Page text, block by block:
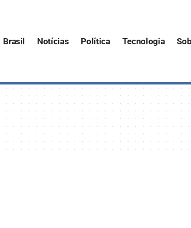
Brasil Notícias Política Tecnologia